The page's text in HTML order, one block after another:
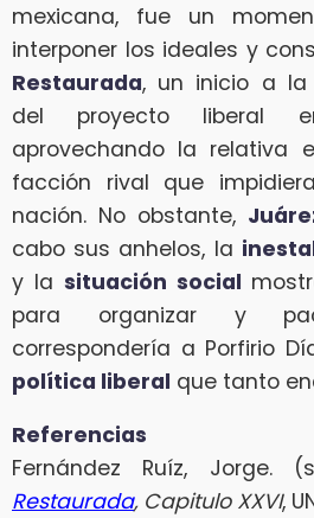
mexicana, fue un
interponer los ideales y
Restaurada, un inicio a la
del proyecto liberal
aprovechando la relativa
facción rival que
nación. No obstante,
cabo sus anhelos, la
y la situación social
para organizar y
correspondería a Porfirio
política liberal que tanto
Referencias
Fernández Ruíz, Jorge.
Restaurada, Capitulo XXVI,